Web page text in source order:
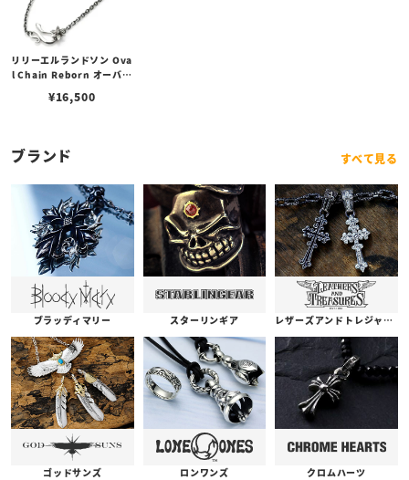
リリーエルランドソン Ova
l Chain Reborn オーバル
¥16,500
ブランド すべて見る
ブラッディマリー スターリンギア レザーズアンドトレジャーズ
ゴッドサンズ ロンワンズ クロムハーツ